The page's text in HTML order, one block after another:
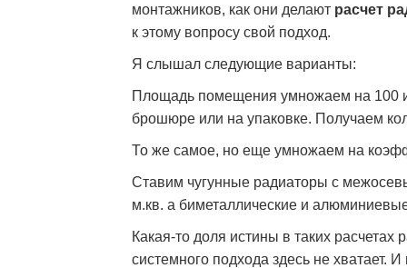
монтажников, как они делают расчет
к этому вопросу свой подход.
Я слышал следующие варианты:
Площадь помещения умножаем на 100
брошюре или на упаковке. Получаем
То же самое, но еще умножаем на
Ставим чугунные радиаторы с
м.кв. а биметаллические и
Какая-то доля истины в таких расчетах
системного подхода здесь не хватает.